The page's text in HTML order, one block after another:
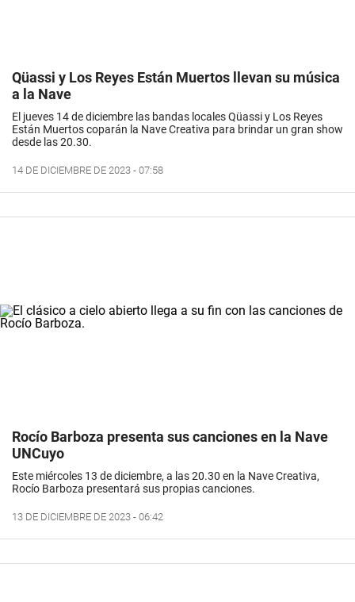
Qüassi y Los Reyes Están Muertos llevan su música
a la Nave
El jueves 14 de diciembre las bandas locales Qüassi y Los Reyes
Están Muertos coparán la Nave Creativa para brindar un gran show
desde las 20.30.
14 DE DICIEMBRE DE 2023 - 07:58
Rocío Barboza presenta sus canciones en la Nave
UNCuyo
Este miércoles 13 de diciembre, a las 20.30 en la Nave Creativa,
Rocío Barboza presentará sus propias canciones.
13 DE DICIEMBRE DE 2023 - 06:42